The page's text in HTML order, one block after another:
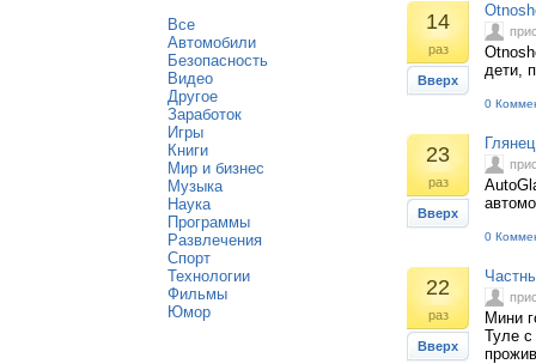
Все
Автомобили
Безопасность
Видео
Другое
Заработок
Игры
Книги
Мир и бизнес
Музыка
Наука
Программы
Развлечения
Спорт
Технологии
Фильмы
Юмор
14
раз
Вверх
дети,
0
23
раз
Вверх
0
22
раз
Вверх
Мини
Туле